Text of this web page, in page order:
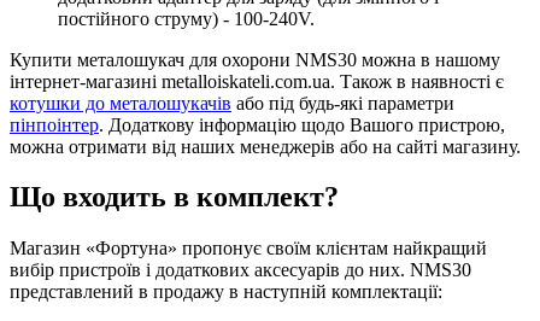
постійного струму) - 100-240V.
Купити металошукач для охорони NMS30 можна в нашому
інтернет-магазині metalloiskateli.com.ua. Також в наявності є
котушки до металошукачів або під будь-які параметри
пінпоінтер. Додаткову інформацію щодо Вашого пристрою,
можна отримати від наших менеджерів або на сайті магазину.
Що входить в комплект?
Магазин «Фортуна» пропонує своїм клієнтам найкращий
вибір пристроїв і додаткових аксесуарів до них. NMS30
представлений в продажу в наступній комплектації: